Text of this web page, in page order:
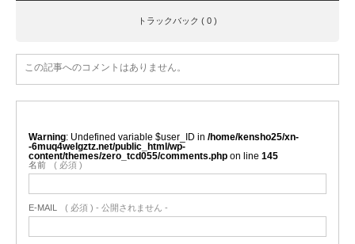
トラックバック ( 0 )
この記事へのコメントはありません。
Warning : Undefined variable $user_ID in /home/kensho25/xn-
-6muq4welgztz.net/public_html/wp-
content/themes/zero_tcd055/comments.php on line 145
名前 ( 必須 )
E-MAIL ( 必須 ) - 公開されません -